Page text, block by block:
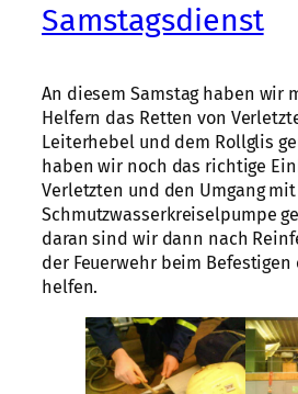
Samstagsdienst
An diesem Samstag haben wir
Helfern das Retten von
Leiterhebel und dem Rollglis
haben wir noch das richtige
Verletzten und den Umgang
Schmutzwasserkreiselpumpe
daran sind wir dann nach
der Feuerwehr beim Befestigen
helfen.